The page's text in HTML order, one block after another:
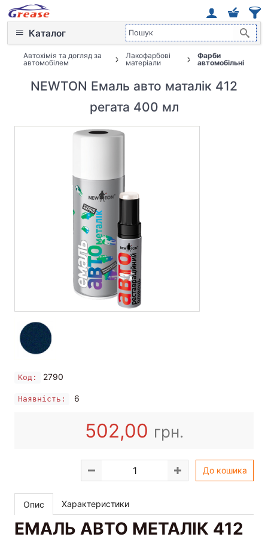
Каталог
Автохімія та догляд за
автомобілем
Лакофарбові
матеріали
Фарби
автомобільні
NEWTON Емаль авто маталік 412
регата 400 мл
Код: 2790
Наявність: 6
502,00 грн.
До кошика
Опис Характеристики
ЕМАЛЬ АВТО МЕТАЛІК 412